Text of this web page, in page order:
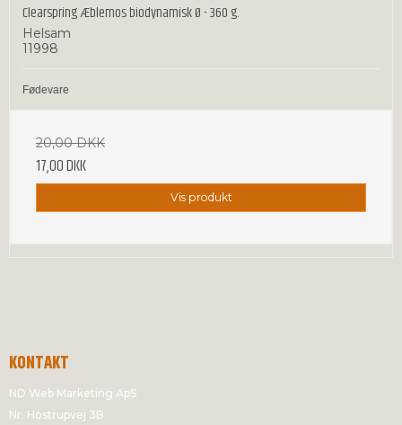
Clearspring Æblemos biodynamisk Ø - 360 g.
Helsam
11998
Fødevare
20,00 DKK
17,00 DKK
Vis produkt
KONTAKT
ND Web Marketing ApS
Nr. Hostrupvej 3B